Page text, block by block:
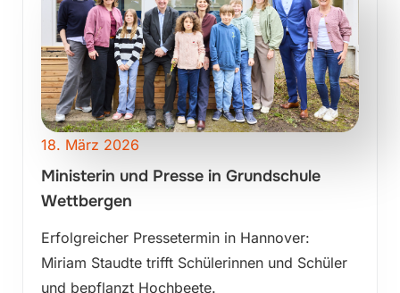
18. März 2026
Ministerin und Presse in Grundschule
Wettbergen
Erfolgreicher Pressetermin in Hannover:
Miriam Staudte trifft Schülerinnen und Schüler
und bepflanzt Hochbeete.